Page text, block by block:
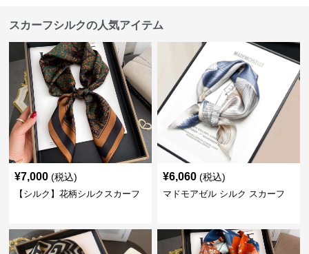
スカーフシルクの人気アイテム
¥7,000 (税込)
【シルク】花柄シルクスカーフ
¥6,060 (税込)
マドモアゼル シルク スカーフ